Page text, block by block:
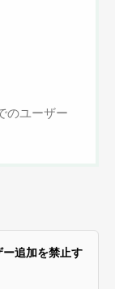
のユーザー
追加を禁止す